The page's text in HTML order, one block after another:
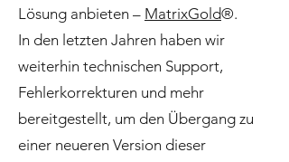
Lösung anbieten – MatrixGold®.
In den letzten Jahren haben wir
weiterhin technischen Support,
Fehlerkorrekturen und mehr
bereitgestellt, um den Übergang zu
einer neueren Version dieser